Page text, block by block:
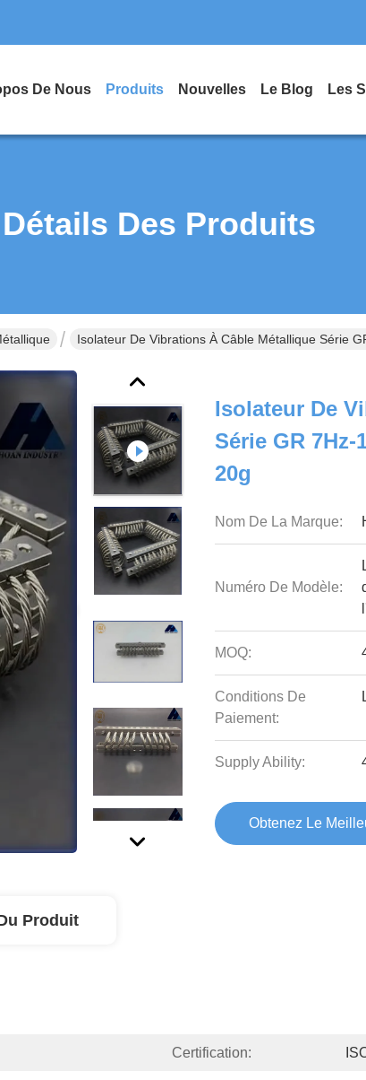
De Nous Produits Nouvelles Le Blog Les
Détails Des Produits
Isolateur De Vibrations À Câble Métallique Série
Isolateur De
Série GR
20g
Nom De La Marque:
Numéro De Modèle:
MOQ:
Conditions De
Paiement:
Supply Ability:
Obtenez Le
Produit
Certification: